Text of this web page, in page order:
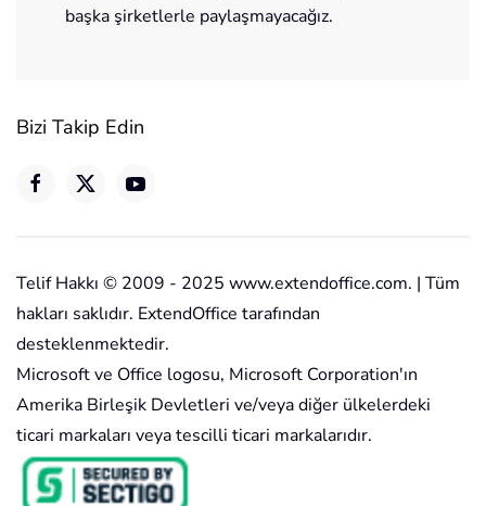
başka şirketlerle paylaşmayacağız.
Bizi Takip Edin
Telif Hakkı © 2009 - 2025 www.extendoffice.com. | Tüm
hakları saklıdır. ExtendOffice tarafından
desteklenmektedir.
Microsoft ve Office logosu, Microsoft Corporation'ın
Amerika Birleşik Devletleri ve/veya diğer ülkelerdeki
ticari markaları veya tescilli ticari markalarıdır.